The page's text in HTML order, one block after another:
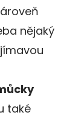
nějaký
také